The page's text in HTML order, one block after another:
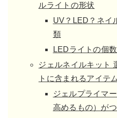
ルライトの形状
UV？LED？ネイ
類
LEDライトの個
ジェルネイルキット
トに含まれるアイテ
ジェルプライマ
高めるもの）が